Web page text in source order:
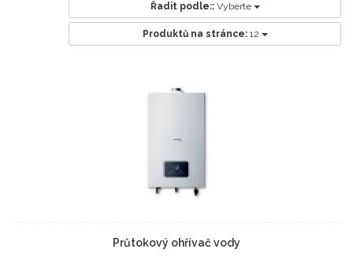
Řadit podle:: Vyberte
Produktů na stránce: 12
Průtokový ohřívač vody